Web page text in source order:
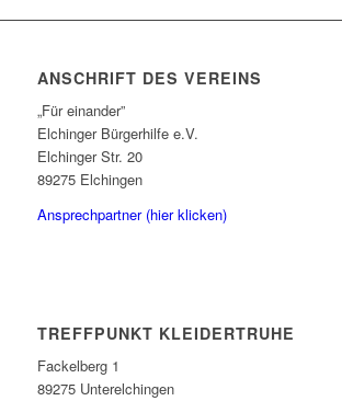
ANSCHRIFT DES VEREINS
„Für einander”
Elchinger Bürgerhilfe e.V.
Elchinger Str. 20
89275 Elchingen
Ansprechpartner (hier klicken)
TREFFPUNKT KLEIDERTRUHE
Fackelberg 1
89275 Unterelchingen